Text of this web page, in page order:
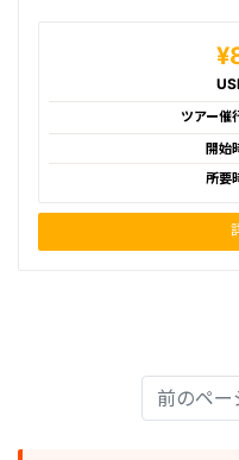
ツアー催
開始
所要
前のペー